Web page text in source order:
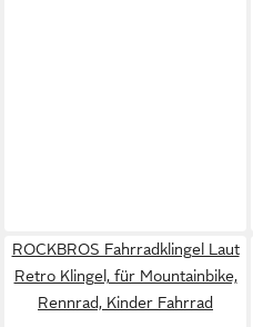
ROCKBROS Fahrradklingel Laut
Retro Klingel, für Mountainbike,
Rennrad, Kinder Fahrrad